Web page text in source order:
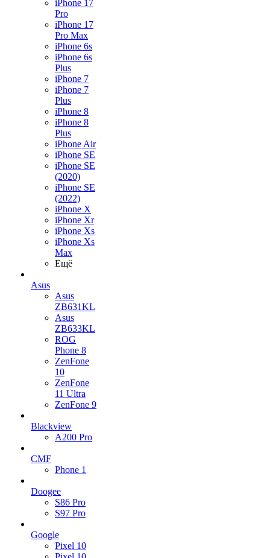
iPhone 17
Pro
iPhone 17
Pro Max
iPhone 6s
iPhone 6s
Plus
iPhone 7
iPhone 7
Plus
iPhone 8
iPhone 8
Plus
iPhone Air
iPhone SE
iPhone SE
(2020)
iPhone SE
(2022)
iPhone X
iPhone Xr
iPhone Xs
iPhone Xs
Max
Ещё
Asus
Asus
ZB631KL
Asus
ZB633KL
ROG
Phone 8
ZenFone
10
ZenFone
11 Ultra
ZenFone 9
Blackview
A200 Pro
CMF
Phone 1
Doogee
S86 Pro
S97 Pro
Google
Pixel 10